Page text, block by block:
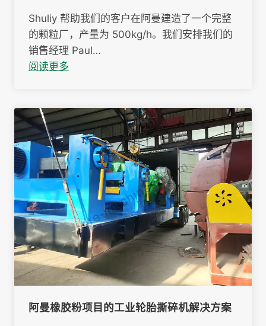
Shuliy 帮助我们的客户在阿曼建造了一个完整
的颗粒厂，产量为 500kg/h。我们安排我们的
销售经理 Paul…
阅读更多
阿曼橡胶粉项目的工业轮胎撕碎机解决方案